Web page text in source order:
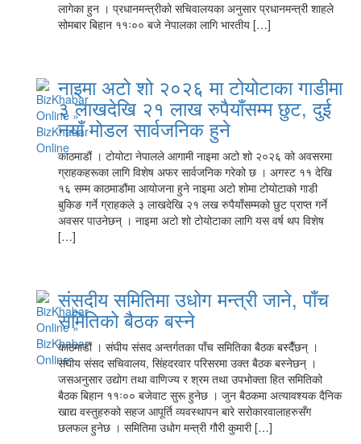
लागेका हुन । प्रधानमन्त्रीको सचिवालयका अनुसार प्रधानमन्त्री शाहले
सोमबार बिहान ११ः०० बजे नेपालका लागि भारतीय […]
नाइमा अटो शो २०२६ मा टोयोटाका गाडीमा
३ लाखदेखि २१ लाख रुपैयाँसम्म छुट, दुई
नयाँ मोडल सार्वजनिक हुने
काठमाडौं । टोयोटा नेपालले आगामी नाइमा अटो शो २०२६ को अवसरमा
ग्राहकहरूका लागि विशेष अफर सार्वजनिक गरेको छ । अगस्ट ११ देखि
१६ सम्म काठमाडौंमा आयोजना हुने नाइमा अटो शोमा टोयोटाको गाडी
बुकिङ गर्ने ग्राहकले ३ लाखदेखि २१ लख रुपैयाँसम्मको छुट प्राप्त गर्ने
अवसर पाउनेछन् । नाइमा अटो शो टोयोटाका लागि यस वर्ष थप विशेष
[…]
संसदीय समितिमा उधोग मन्त्री जाने, पाँच
समितिको बैठक बस्ने
काठमाडौं । संघीय संसद अन्तर्गतका पाँच समितिका बैठक बस्दैँछन् ।
संघीय संसद सचिवालय, सिंहदरवार परिसरमा उक्त बैठक बस्नेछन् ।
जसअनुसार उद्योग तथा वाणिज्य र श्रम तथा उपभोक्ता हित समितिको
बैठक बिहान ११ः०० बजेवाट सुरू हुनेछ । जुन बैठकमा अत्यावश्यक दैनिक
खाद्य वस्तुहरुको सहज आपूर्ति व्यवस्थापन बारे सरोकारवालाहरुसँग
छलफल हुनेछ । समितिमा उधोग मन्त्री गौरी कुमारी […]